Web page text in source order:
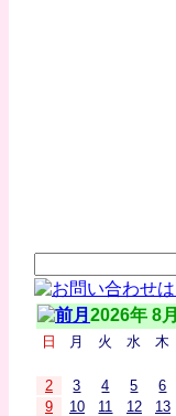
2026年 8月
日 月 火 水 木
2
3 4 5 6
9
10 11 12 13